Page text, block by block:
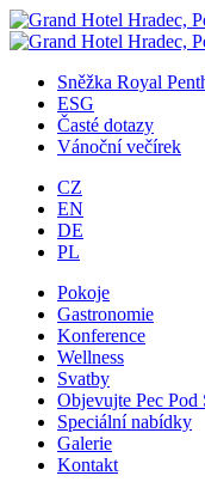
Přejít
na
Sněžka Royal
ESG
Časté dotazy
Vánoční večírek
CZ
EN
DE
PL
Pokoje
Gastronomie
Konference
Wellness
Svatby
Objevujte Pec Pod
Speciální nabídky
Galerie
Kontakt